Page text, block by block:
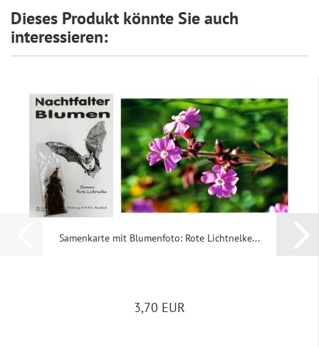
Dieses Produkt könnte Sie auch
interessieren:
Sa­men­kar­te mit Blu­men­fo­to: Rote Licht­nel­ke...
3,70 EUR